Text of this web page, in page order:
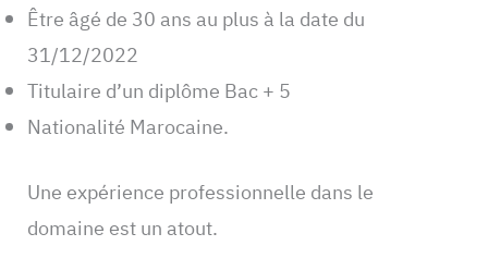
Être âgé de 30 ans au plus à la date du
31/12/2022
Titulaire d’un diplôme Bac + 5
Nationalité Marocaine.
Une expérience professionnelle dans le
domaine est un atout.